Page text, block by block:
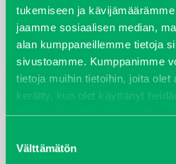
tukemiseen ja
jaamme sosiaalisen median,
alan kumppaneillemme tietoja
sivustoamme. Kumppanimme
tietoja muihin tietoihin, joita olet
kerätty, kun olet käyttänyt
lisää evästeistä sekä muuttaa
valinta
Välttämätön
syyskuu 2023
joulukuu 2022
huhtikuu 2022
helmikuu 2022
joulukuu 2021